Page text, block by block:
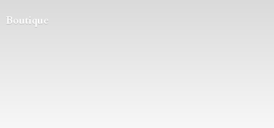
Boutique